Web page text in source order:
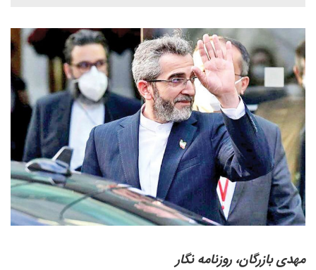
مهدی بازرگان، روزنامه نگار